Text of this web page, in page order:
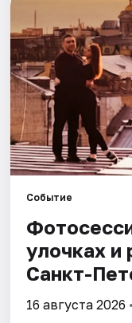
Выставки
Квесты
Экскурсии
Спорт
События
Города
Площадки
Артисты
Событие
улочках и
Санкт-
16 августа 2026